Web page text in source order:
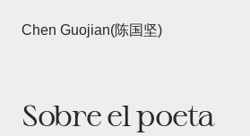
Chen Guojian(陈国坚)
Sobre el poeta